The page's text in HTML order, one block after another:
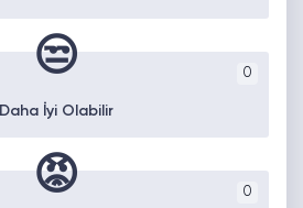
0
😒
Daha İyi Olabilir
0
😡